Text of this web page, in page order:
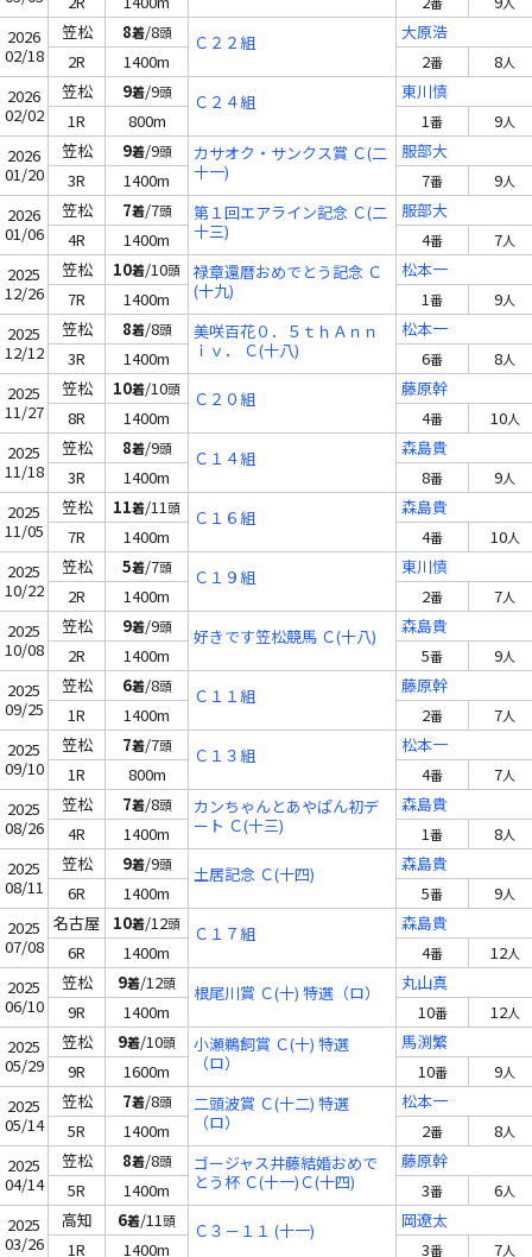
2026
02/18
笠松 8着/8頭 Ｃ２２組
大原浩
2R
1400m 2番 8人
2026
02/02
笠松 9着/9頭 Ｃ２４組
東川慎
1R
800m 1番 9人
2026
01/20
笠松 9着/9頭
カサオク・サンクス賞 Ｃ(二
十一)
服部大
3R
1400m 7番 9人
2026
01/06
笠松 7着/7頭
第１回エアライン記念 Ｃ(二
十三)
服部大
4R
1400m 4番 7人
2025
12/26
笠松 10着/10頭
禄章還暦おめでとう記念 Ｃ
(十九)
松本一
7R
1400m 1番 9人
2025
12/12
笠松 8着/8頭
美咲百花０．５ｔｈＡｎｎ
ｉｖ． Ｃ(十八)
松本一
3R
1400m 6番 8人
2025
11/27
笠松 10着/10頭 Ｃ２０組
藤原幹
8R
1400m 4番 10人
2025
11/18
笠松 8着/9頭 Ｃ１４組
森島貴
3R
1400m 8番 9人
2025
11/05
笠松 11着/11頭 Ｃ１６組
森島貴
7R
1400m 4番 10人
2025
10/22
笠松 5着/7頭 Ｃ１９組
東川慎
2R
1400m 2番 7人
2025
10/08
笠松 9着/9頭 好きです笠松競馬 Ｃ(十八)
森島貴
2R
1400m 5番 9人
2025
09/25
笠松 6着/8頭 Ｃ１１組
藤原幹
1R
1400m 2番 7人
2025
09/10
笠松 7着/7頭 Ｃ１３組
松本一
1R
800m 4番 7人
2025
08/26
笠松 7着/8頭
カンちゃんとあやぱん初デ
ート Ｃ(十三)
森島貴
4R
1400m 1番 8人
2025
08/11
笠松 9着/9頭 土居記念 Ｃ(十四)
森島貴
6R
1400m 5番 9人
2025
07/08
名古屋 10着/12頭 Ｃ１７組
森島貴
6R
1400m 4番 12人
2025
06/10
笠松 9着/12頭 根尾川賞 Ｃ(十) 特選（ロ）
丸山真
9R
1400m 10番 12人
2025
05/29
笠松 9着/10頭
小瀬鵜飼賞 Ｃ(十) 特選
（ロ）
馬渕繁
9R
1600m 10番 9人
2025
05/14
笠松 7着/8頭
二頭波賞 Ｃ(十二) 特選
（ロ）
松本一
5R
1400m 2番 8人
2025
04/14
笠松 8着/8頭
ゴージャス井藤結婚おめで
とう杯 Ｃ(十一)Ｃ(十四)
藤原幹
5R
1400m 3番 6人
2025
03/26
高知 6着/11頭 Ｃ３－１１ (十一)
岡遼太
1R
1400m 3番 7人